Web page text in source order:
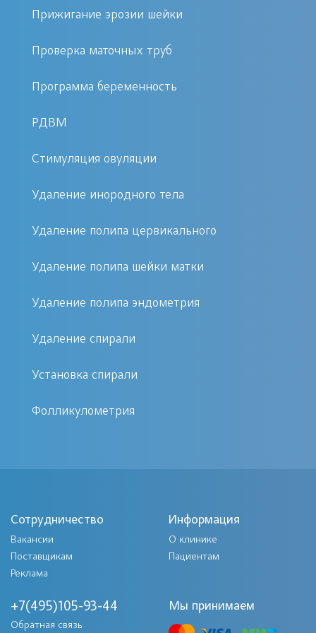
Что происходит при аборте
Суть медикаментозного способа
прерывания беременности в
подобной ситуации. Пациентка
приема которых нарушается
гормональный фон, сохраняющий
яйцо отслаивается от стенки матки,
беременность на этом прекращается.
в безвредности подобной процедуры,
абсолютно безвредных для организма
Потому что:
Механически не травмируется
стенка матки, нет риска ее
сквозной перфорации.
Прижигание эрозии шейки
Проверка маточных труб
Программа беременность
РДВМ
Стимуляция овуляции
Удаление инородного тела
Удаление полипа цервикального
Удаление полипа шейки матки
Удаление полипа эндометрия
Удаление спирали
Установка спирали
Фолликулометрия
Сотрудничество
Вакансии
Поставщикам
Реклама
Информация
О клинике
Пациентам
+7(495)105-93-44
Обратная связь
Мы принимаем